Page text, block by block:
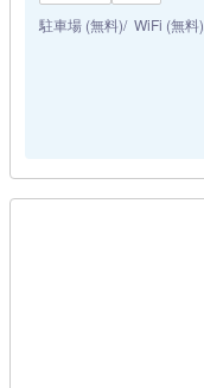
駐車場 (無料) WiFi (無料)